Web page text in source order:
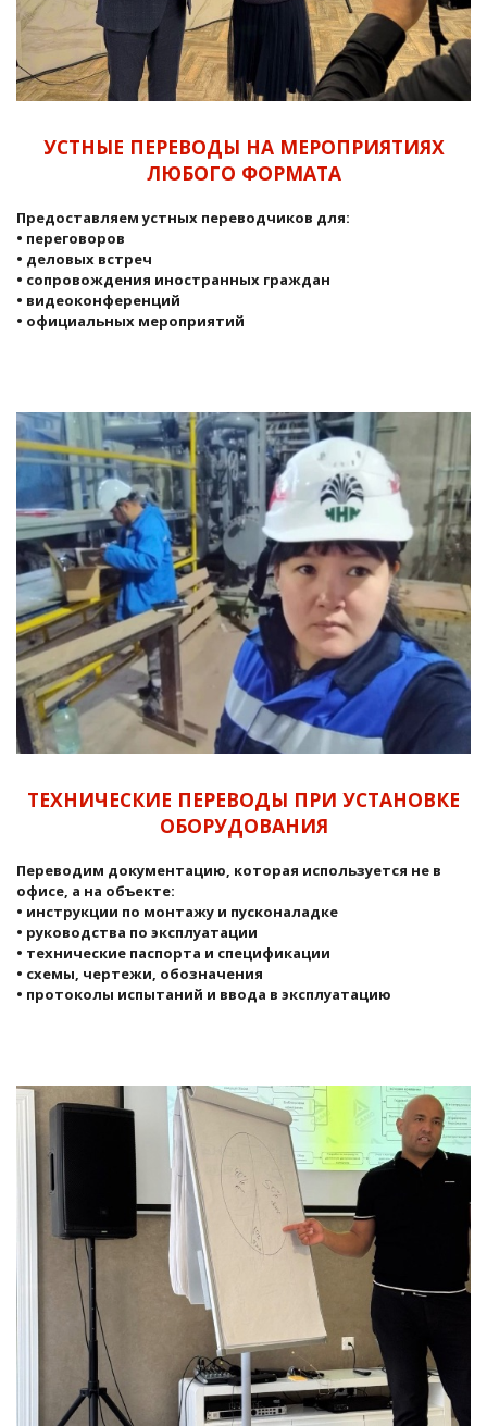
УСТНЫЕ ПЕРЕВОДЫ НА МЕРОПРИЯТИЯХ
ЛЮБОГО ФОРМАТА
Предоставляем устных переводчиков для:
• переговоров
• деловых встреч
• сопровождения иностранных граждан
• видеоконференций
• официальных мероприятий
ТЕХНИЧЕСКИЕ ПЕРЕВОДЫ ПРИ УСТАНОВКЕ
ОБОРУДОВАНИЯ
Переводим документацию, которая используется не в
офисе, а на объекте:
• инструкции по монтажу и пусконаладке
• руководства по эксплуатации
• технические паспорта и спецификации
• схемы, чертежи, обозначения
• протоколы испытаний и ввода в эксплуатацию